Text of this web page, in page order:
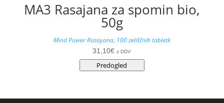
MA3 Rasajana za spomin bio,
50g
Mind Power Rasayana, 100 zeliščnih tabletk
31,10€ z DDV
Predogled